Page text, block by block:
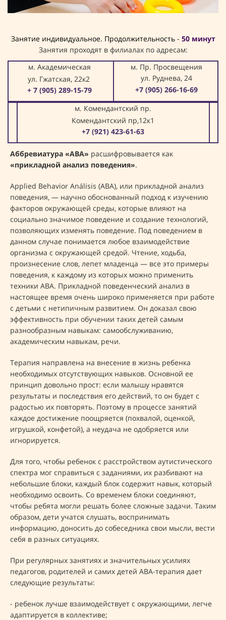
Занятие индивидуальное. Продолжительность - 50 минут
Занятия проходят в филиалах по адресам:
м. Академическая
ул. Гжатская, 22к2
+ 7 (905) 289-15-79
м. Пр. Просвещения
ул. Руднева, 24
+7 (905) 266-16-69
м. Комендантский пр.
Комендантский пр,12к1
+7 (921) 423-61-63
Аббревиатура «АВА» расшифровывается как
«прикладной анализ поведения».
Applied Behavior Análisis (ABA), или прикладной анализ
поведения, — научно обоснованный подход к изучению
факторов окружающей среды, которые влияют на
социально значимое поведение и создание технологий,
позволяющих изменять поведение. Под поведением в
данном случае понимается любое взаимодействие
организма с окружающей средой. Чтение, ходьба,
произнесение слов, лепет младенца — все это примеры
поведения, к каждому из которых можно применить
техники ABA. Прикладной поведенческий анализ в
настоящее время очень широко применяется при работе
с детьми с нетипичным развитием. Он доказал свою
эффективность при обучении таких детей самым
разнообразным навыкам: самообслуживанию,
академическим навыкам, речи.
Терапия направлена на внесение в жизнь ребенка
необходимых отсутствующих навыков. Основной ее
принцип довольно прост: если малышу нравятся
результаты и последствия его действий, то он будет с
радостью их повторять. Поэтому в процессе занятий
каждое достижение поощряется (похвалой, оценкой,
игрушкой, конфетой), а неудача не одобряется или
игнорируется.
Для того, чтобы ребенок с расстройством аутистического
спектра мог справиться с заданиями, их разбивают на
небольшие блоки, каждый блок содержит навык, который
необходимо освоить. Со временем блоки соединяют,
чтобы ребята могли решать более сложные задачи. Таким
образом, дети учатся слушать, воспринимать
информацию, доносить до собеседника свои мысли, вести
себя в разных ситуациях.
При регулярных занятиях и значительных усилиях
педагогов, родителей и самих детей АВА-терапия дает
следующие результаты:
- ребенок лучше взаимодействует с окружающими, легче
адаптируется в коллективе;